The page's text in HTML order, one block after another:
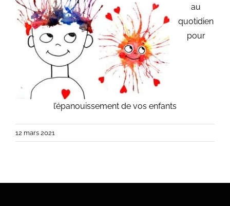
au
quotidien
pour
l’épanouissement de vos enfants
12 mars 2021